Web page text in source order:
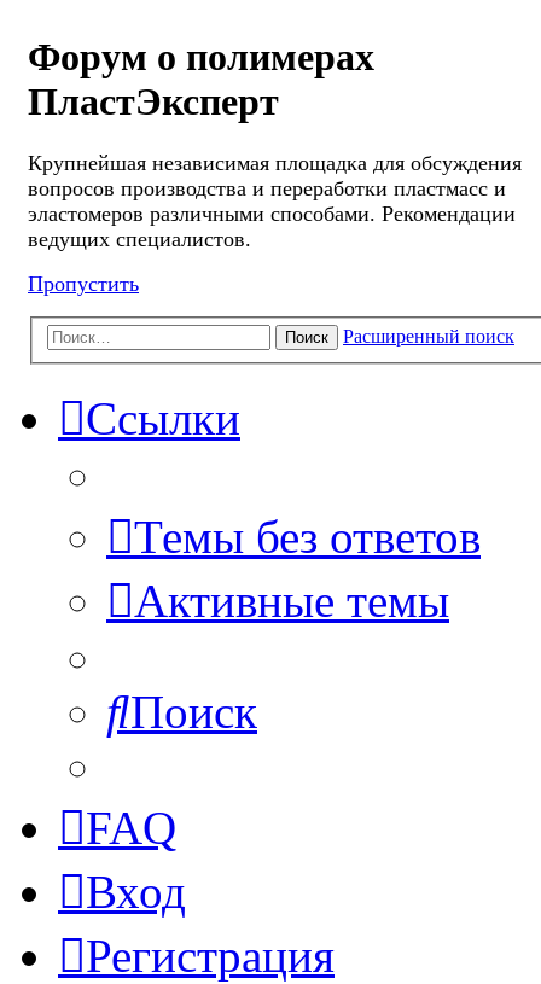
Форум о полимерах
ПластЭксперт
Крупнейшая независимая площадка для обсуждения
вопросов производства и переработки пластмасс и
эластомеров различными способами. Рекомендации
ведущих специалистов.
Пропустить
Поиск Расширенный поиск
Ссылки
Темы без ответов
Активные темы
Поиск
FAQ
Вход
Регистрация